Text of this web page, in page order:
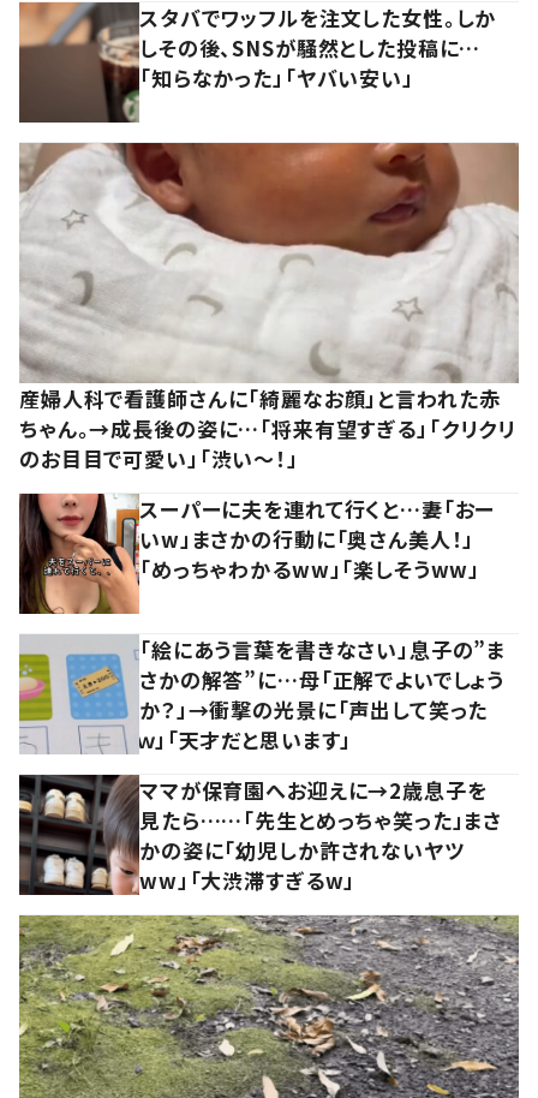
スタバでワッフルを注文した女性。しか
しその後、SNSが騒然とした投稿に…
「知らなかった」「ヤバい安い」
産婦人科で看護師さんに「綺麗なお顔」と言われた赤
ちゃん。→成長後の姿に…「将来有望すぎる」「クリクリ
のお目目で可愛い」「渋い～！」
スーパーに夫を連れて行くと…妻「おー
いw」まさかの行動に「奥さん美人！」
「めっちゃわかるww」「楽しそうww」
「絵にあう言葉を書きなさい」息子の”ま
さかの解答”に…母「正解でよいでしょう
か？」→衝撃の光景に「声出して笑った
ｗ」「天才だと思います」
ママが保育園へお迎えに→2歳息子を
見たら……「先生とめっちゃ笑った」まさ
かの姿に「幼児しか許されないヤツ
ww」「大渋滞すぎるw」